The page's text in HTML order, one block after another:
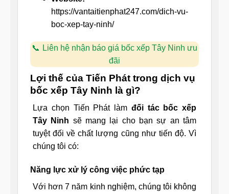
https://vantaitienphat247.com/dich-vu-
boc-xep-tay-ninh/
Liên hệ nhận báo giá bốc xếp Tây Ninh ưu
đãi
Lợi thế của Tiến Phát trong dịch vụ
bốc xếp Tây Ninh là gì?
Lựa chọn Tiến Phát làm đối tác bốc xếp
Tây Ninh sẽ mang lại cho bạn sự an tâm
tuyệt đối về chất lượng cũng như tiến độ. Vì
chúng tôi có:
Năng lực xử lý công việc phức tạp
Với hơn 7 năm kinh nghiệm, chúng tôi không